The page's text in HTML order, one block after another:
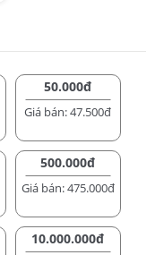
50.000đ
Giá bán: 47.500đ
500.000đ
Giá bán: 475.000đ
10.000.000đ